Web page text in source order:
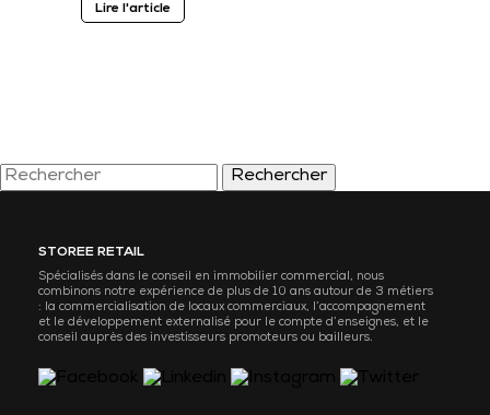
Lire l'article
Rechercher
STOREE RETAIL
Spécialisés dans le conseil en immobilier commercial, nous
combinons notre expérience de plus de 10 ans autour de 3 métiers
: la commercialisation de locaux commerciaux, l’accompagnement
et le développement externalisé pour le compte d’enseignes, et le
conseil auprès des investisseurs promoteurs ou bailleurs.